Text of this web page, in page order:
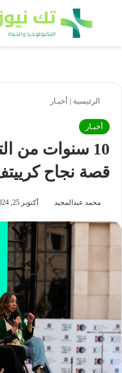
بحث عن
الرئيسية | أخبـار
أخبـار
10 سنوات من
قصة نجاح
محمد عبدالمجيد أكتوبر 25, 2024